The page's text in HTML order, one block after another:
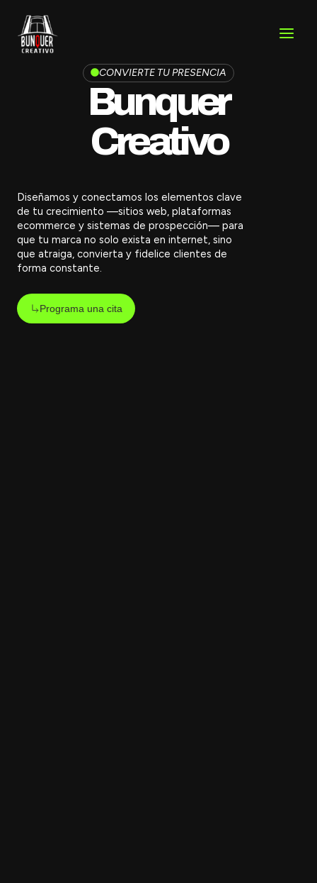
contenido
CONVIERTE TU PRESENCIA
Bunquer
Creativo
Diseñamos y conectamos los elementos clave
de tu crecimiento —sitios web, plataformas
ecommerce y sistemas de prospección— para
que tu marca no solo exista en internet, sino
que atraiga, convierta y fidelice clientes de
forma constante.
Programa una cita